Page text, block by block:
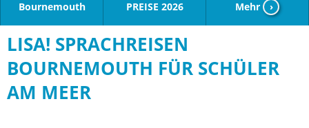
Bournemouth PREISE 2026 Mehr ›
LISA! SPRACHREISEN
BOURNEMOUTH FÜR SCHÜLER
AM MEER